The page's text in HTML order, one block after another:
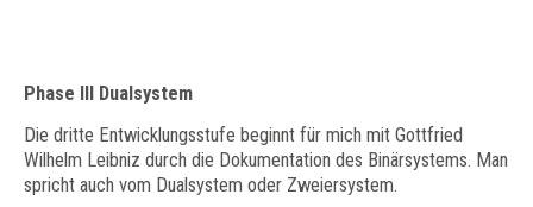
Phase III Dualsystem
Die dritte Entwicklungsstufe beginnt für mich mit Gottfried
Wilhelm Leibniz durch die Dokumentation des Binärsystems. Man
spricht auch vom Dualsystem oder Zweiersystem.